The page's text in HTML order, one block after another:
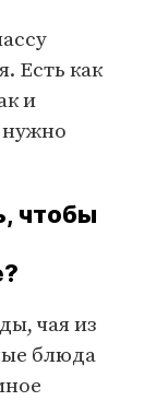
Есть как
и
чтобы
чая из
блюда